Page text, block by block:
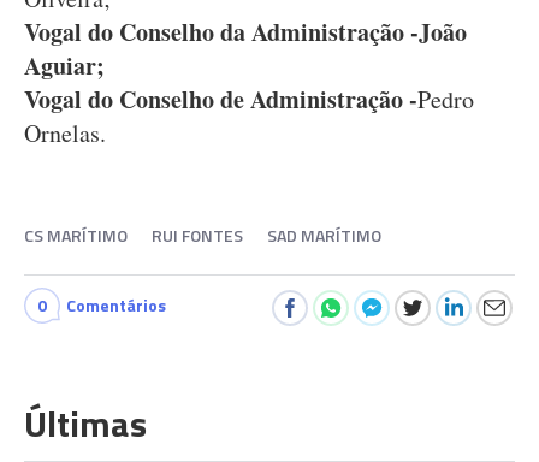
Vogal do Conselho da Administração -João
Aguiar;
Vogal do Conselho de Administração -Pedro
Ornelas.
CS MARÍTIMO RUI FONTES SAD MARÍTIMO
0 Comentários
Últimas